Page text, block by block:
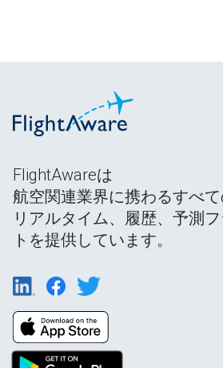
FlightAwareは
航空関連業界に携わるすべ
リアルタイム、履歴、予測
トを提供しています。